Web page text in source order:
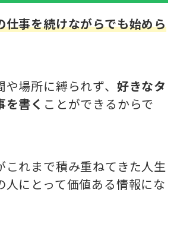
仕事を続けながらでも始めら
場所に縛られず、 好きなタ
を書く ことができるからで
これまで積み重ねてきた人生
人にとって価値ある情報にな